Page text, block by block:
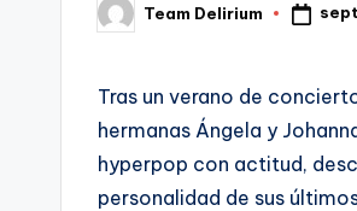
Publicado
por
Team Delirium
Tras un verano de
hermanas Ángela y
hyperpop con actitud,
personalidad de sus